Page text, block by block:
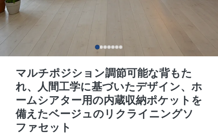
マルチポジション調節可能な背もた
れ、人間工学に基づいたデザイン、ホ
ームシアター用の内蔵収納ポケットを
備えたベージュのリクライニングソ
ファセット